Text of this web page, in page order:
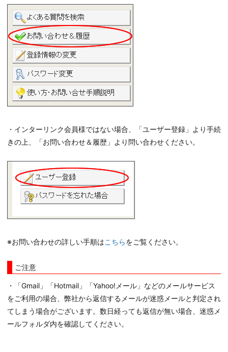
・インターリンク会員様ではない場合、「ユーザー登録」より手続
きの上、「お問い合わせ＆履歴」より問い合わせください。
※お問い合わせの詳しい手順はこちらをご覧ください。
ご注意
・「Gmail」「Hotmail」「Yahoo!メール」などのメールサービス
をご利用の場合、弊社から返信するメールが迷惑メールと判定され
てしまう場合がございます。数日経っても返信が無い場合、迷惑メ
ールフォルダ内を確認してください。
🤖
お困りのことはご
どのサービスについて
レンタルサーバー ▸
インターリンクLTE
ドメイン取得